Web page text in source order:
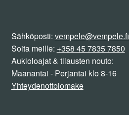
Sähköposti: vempele@vempele.fi
Soita meille: +358 45 7835 7850
Aukioloajat & tilausten nouto:
Maanantai - Perjantai klo 8-16
Yhteydenottolomake